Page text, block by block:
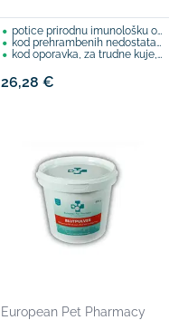
potice prirodnu imunološku obranu
kod prehrambenih nedostataka
kod oporavka, za trudne kuje, štenad,..
26,28 €
European Pet Pharmacy